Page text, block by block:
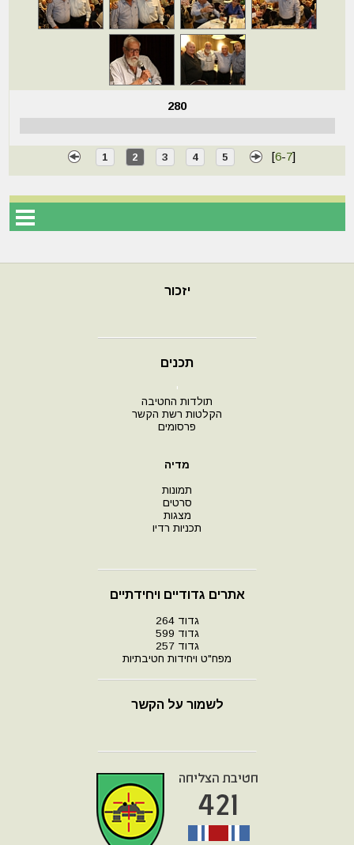
280
1 2 3 4 5 [6-7]
יזכור
תכנים
י
תולדות החטיבה
הקלטות רשת הקשר
פרסומים
מדיה
תמונות
סרטים
מצגות
תכניות רדיו
אתרים גדודיים ויחידתיים
גדוד 264
גדוד 599
גדוד 257
מפח"ט ויחידות חטיבתיות
לשמור על הקשר